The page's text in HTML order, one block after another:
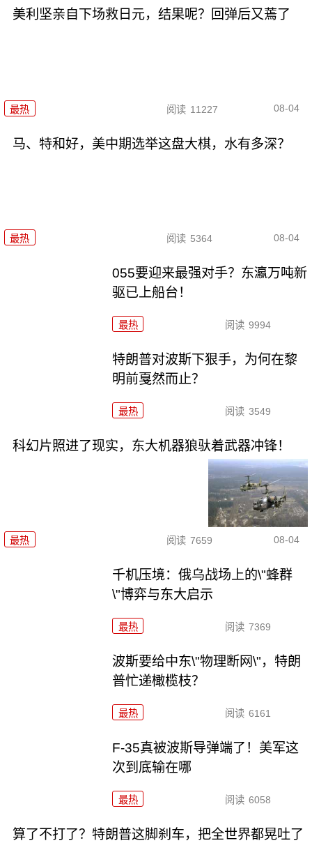
美利坚亲自下场救日元，结果呢？回弹后又蔫了
最热 阅读 11227 08-04
马、特和好，美中期选举这盘大棋，水有多深？
最热 阅读 5364 08-04
055要迎来最强对手？东瀛万吨新
驱已上船台！
最热 阅读 9994
特朗普对波斯下狠手，为何在黎
明前戛然而止？
最热 阅读 3549
科幻片照进了现实，东大机器狼驮着武器冲锋！
最热 阅读 7659 08-04
千机压境：俄乌战场上的\"蜂群
\"博弈与东大启示
最热 阅读 7369
波斯要给中东\"物理断网\"，特朗
普忙递橄榄枝？
最热 阅读 6161
F-35真被波斯导弹端了！美军这
次到底输在哪
最热 阅读 6058
算了不打了？特朗普这脚刹车，把全世界都晃吐了